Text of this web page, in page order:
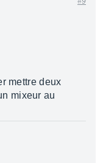
mettre deux
mixeur au